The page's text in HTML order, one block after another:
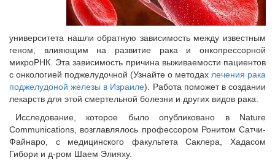
университета нашли обратную зависимость между известным
геном, влияющим на развитие рака и онкопрессорной
микроРНК. Эта зависимость причина выживаемости пациентов
с онкологией поджелудочной (Узнайте о методах лечения рака
поджелудоной железы в Израиле). Работа поможет в создании
лекарств для этой смертельной болезни и других видов рака.
Исследование, которое было опубликовано в Nature
Communications, возглавлялось профессором Ронитом Сатчи-
Файнаро, с медицинского факультета Саклера, Хадасом
Гибори и д-ром Шаем Элияху.